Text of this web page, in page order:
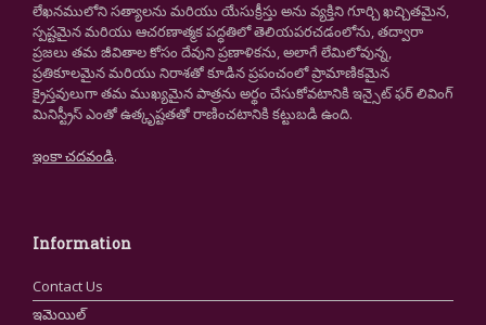
లేఖనములోని సత్యాలను మరియు యేసుక్రీస్తు అను వ్యక్తిని గూర్చి ఖచ్చితమైన,
స్పష్టమైన మరియు ఆచరణాత్మక పద్ధతిలో తెలియపరచడంలోను, తద్వారా
ప్రజలు తమ జీవితాల కోసం దేవుని ప్రణాళికను, అలాగే లేమిలోవున్న,
ప్రతికూలమైన మరియు నిరాశతో కూడిన ప్రపంచంలో ప్రామాణికమైన
క్రైస్తవులుగా తమ ముఖ్యమైన పాత్రను అర్థం చేసుకోవటానికి ఇన్సైట్ ఫర్ లివింగ్
మినిస్ట్రీస్ ఎంతో ఉత్కృష్టతతో రాణించటానికి కట్టుబడి ఉంది.
ఇంకా చదవండి.
Information
Contact Us
ఇమెయిల్